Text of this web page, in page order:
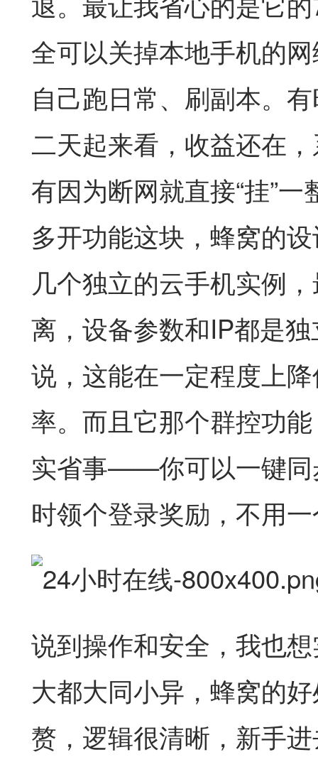
全可以关掉本地手机的
自己跑日常、刷副本。
二天起来看，收益还在
有因为断网就直接“挂”一
多开功能这块，蜂窝的
几个独立的云手机实例
离，设备参数和IP都是
说，这能在一定程度上
率。而且它那个群控功
实省事——你可以一键同
时领个登录奖励，不用
说到操作和安全，我也
大都大同小异，蜂窝的
赘，逻辑很清晰，新手